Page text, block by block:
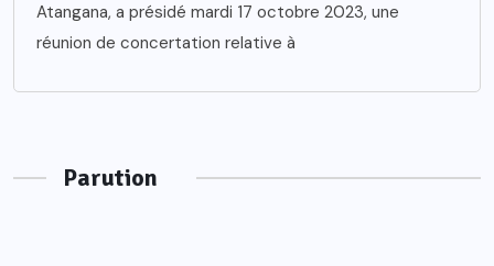
Atangana, a présidé mardi 17 octobre 2023, une
réunion de concertation relative à
Parution